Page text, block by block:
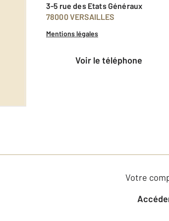
3-5 rue des Etats Généraux
78000 VERSAILLES
Mentions légales
voir le téléphone
Votre